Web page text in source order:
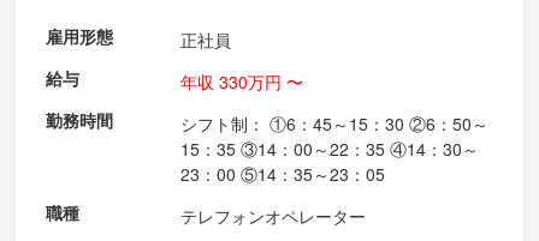
雇用形態
正社員
給与
年収 330万円 〜
勤務時間
シフト制： ①6：45～15：30 ②6：50～
15：35 ③14：00～22：35 ④14：30～
23：00 ⑤14：35～23：05
職種
テレフォンオペレーター